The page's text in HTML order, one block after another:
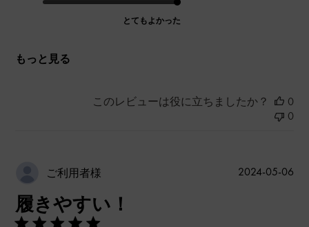
とてもよかった
もっと見る
このレビューは役に立ちましたか？
0
0
ご利用者様
履きやすい！
公
2024-05-06